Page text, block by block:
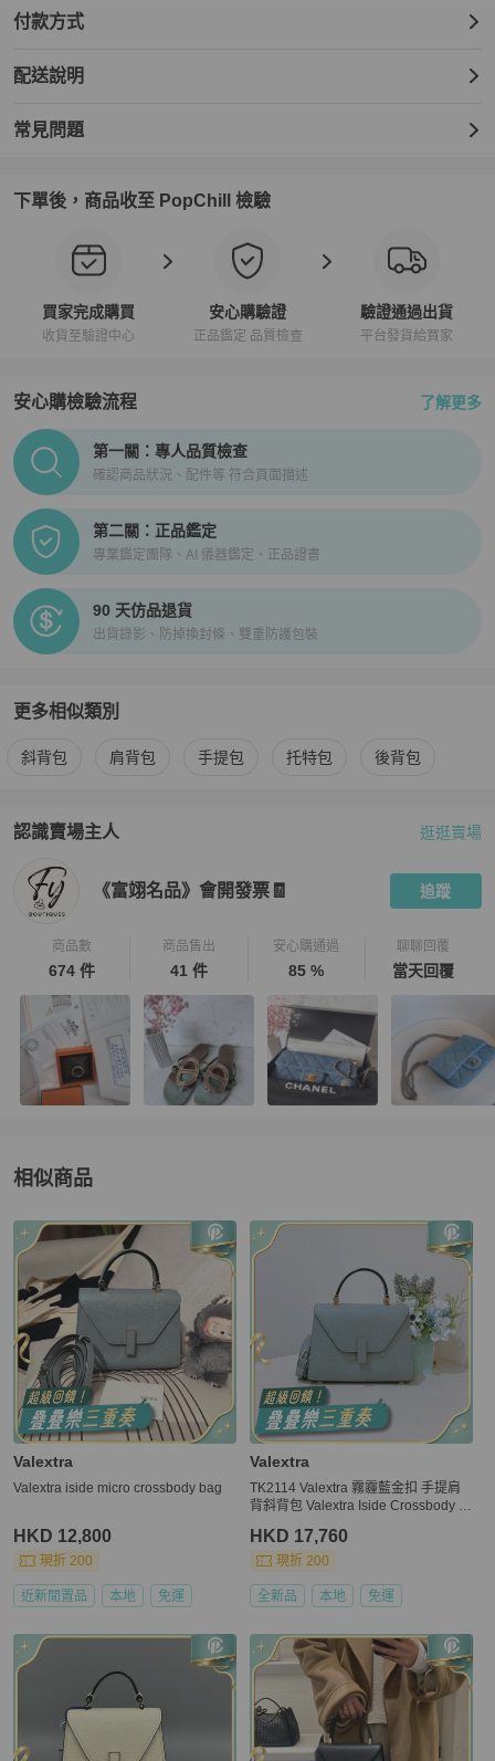
付款方式
配送說明
常見問題
下單後，商品收至 PopChill 檢驗
買家完成購買
收貨至驗證中心
安心購驗證
正品鑑定 品質檢查
驗證通過出貨
平台發貨給買家
安心購檢驗流程 了解更多
PopChill拍拍圈正品驗證、安心購檢驗流程介紹
第一關：專人品質檢查
確認商品狀況、配件等 符合頁面描述
第二關：正品鑑定
專業鑑定團隊、AI 儀器鑑定、正品證書
90 天仿品退貨
出貨錄影、防掉換封條、雙重防護包裝
更多相似類別
更多Valextra 女包相似商品推薦
斜背包 肩背包 手提包 托特包 後背包
認識賣場主人
PopChill 拍拍圈嚴選賣家 介紹
逛逛賣場
《富翊名品》會開發票🧾 追蹤
商品數
674 件
商品售出
41 件
安心購通過
85 %
聊聊回覆
當天回覆
相似商品
更多相似Valextra女包推薦精品
Valextra
Valextra iside micro crossbody bag
HKD 12,800
現折 200
近新閒置品 本地 免運
Valextra
TK2114 Valextra 霧霾藍金扣 手提肩
背斜背包 Valextra Iside Crossbody M
HKD 17,760
現折 200
全新品 本地 免運